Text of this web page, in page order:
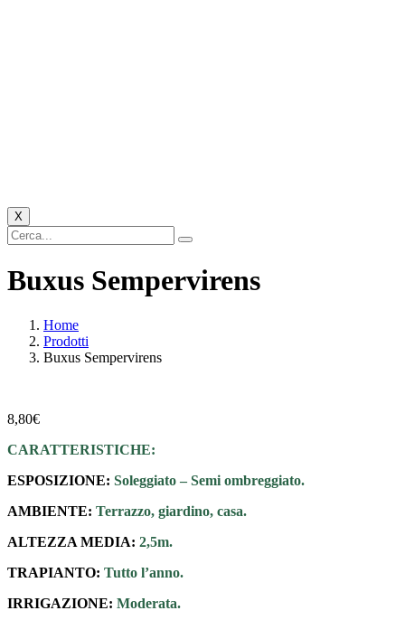
X
Buxus Sempervirens
Home
Prodotti
Buxus Sempervirens
8,80€
CARATTERISTICHE:
ESPOSIZIONE: Soleggiato – Semi ombreggiato.
AMBIENTE: Terrazzo, giardino, casa.
ALTEZZA MEDIA: 2,5m.
TRAPIANTO: Tutto l’anno.
IRRIGAZIONE: Moderata.